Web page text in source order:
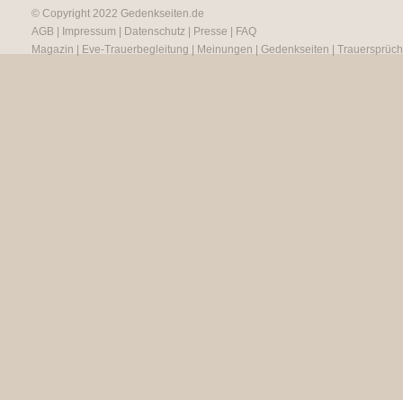
© Copyright 2022 Gedenkseiten.de
AGB
Impressum Datenschutz Presse
FAQ
Magazin
Eve-Trauerbegleitung Meinungen Gedenkseiten